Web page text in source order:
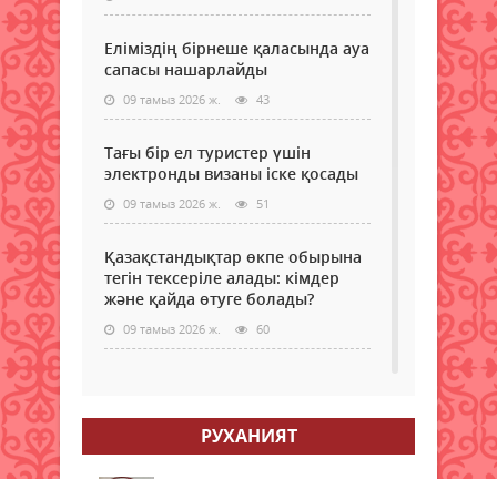
Еліміздің бірнеше қаласында ауа
сапасы нашарлайды
09 тамыз 2026 ж. 43
Тағы бір ел туристер үшін
электронды визаны іске қосады
09 тамыз 2026 ж. 51
Қазақстандықтар өкпе обырына
тегін тексеріле алады: кімдер
және қайда өтуге болады?
09 тамыз 2026 ж. 60
жариялады
09 тамыз 2026 ж. 63
РУХАНИЯТ